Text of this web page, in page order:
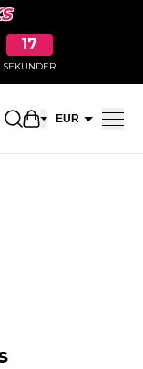
16
SEKUNDER
ÅpneEUR